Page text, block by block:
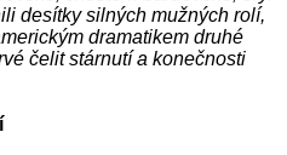
desítky silných mužných rolí,
dramatikem druhé
čelit stárnutí a konečnosti